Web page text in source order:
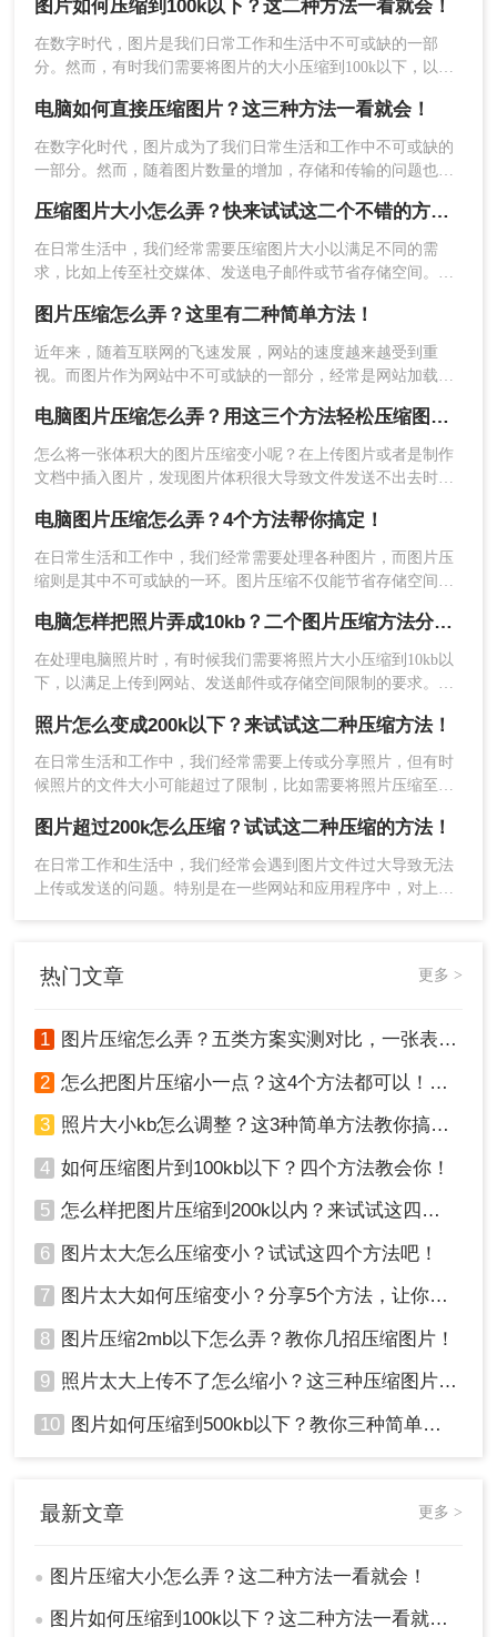
3、图片除了压缩之外还可以转换输出格式哦，压缩
总结
好了，以上就是图片压缩大小怎么弄方法介绍了，
你可以轻松地将图片压缩到指定的大小。使用专业
的图片压缩软件可以获得更高的压缩效率和更好的
需要注意保护个人隐私和版权问题，确保在合法合
此，学会图片压缩大小怎么弄显得尤为重要。本文将介绍两种
高效的图片压缩方法，帮助你轻松解决图片体积过大的问题。
图片如何压缩到100k以下？这二种方法一看就会！
​在数字时代，图片是我们日常工作和生活中不可或缺的一部
分。然而，有时我们需要将图片的大小压缩到100k以下，以便
到100k以下呢？本文将介绍两种实用的方法，帮助你轻松实现
图片压缩到100k以下的目标。
电脑如何直接压缩图片？这三种方法一看就会！
在数字化时代，图片成为了我们日常生活和工作中不可或缺的
一部分。然而，随着图片数量的增加，存储和传输的问题也逐
图片进行压缩。那么电脑如何直接压缩图片呢？本文将介绍几
种在电脑上直接压缩图片的方法，帮助您轻松管理图片文件。
压缩图片大小怎么弄？快来试试这二个不错的方法！
在日常生活中，我们经常需要压缩图片大小以满足不同的需
求，比如上传至社交媒体、发送电子邮件或节省存储空间。那
图片大小，帮助您轻松应对这些需求。
图片压缩怎么弄？这里有二种简单方法！
近年来，随着互联网的飞速发展，网站的速度越来越受到重
视。而图片作为网站中不可或缺的一部分，经常是网站加载速
为了每个网站主人必须面对的问题。本文将为你介绍一些图片
压缩怎么弄方法，帮助你让你的网站速度飞快。
电脑图片压缩怎么弄？用这三个方法轻松压缩图片！简单快速！
怎么将一张体积大的图片压缩变小呢？在上传图片或者是制作
文档中插入图片，发现图片体积很大导致文件发送不出去时，
个问题我们在工作中经常会遇到，下面一起看看电脑图片压缩
怎么弄吧。
电脑图片压缩怎么弄？4个方法帮你搞定！
在日常生活和工作中，我们经常需要处理各种图片，而图片压
缩则是其中不可或缺的一环。图片压缩不仅能节省存储空间，
将详细介绍几种常见的电脑图片压缩方法，帮助大家轻松掌握
图片压缩技巧。
电脑怎样把照片弄成10kb？二个图片压缩方法分享给你！
在处理电脑照片时，有时候我们需要将照片大小压缩到10kb以
下，以满足上传到网站、发送邮件或存储空间限制的要求。那
法，帮助你将电脑照片压缩到10kb以下。
照片怎么变成200k以下？来试试这二种压缩方法！
在日常生活和工作中，我们经常需要上传或分享照片，但有时
候照片的文件大小可能超过了限制，比如需要将照片压缩至
简单有效的方法，帮助您轻松将照片压缩至200KB以下，既节
省空间又方便传输。
图片超过200k怎么压缩？试试这二种压缩的方法！
在日常工作和生活中，我们经常会遇到图片文件过大导致无法
上传或发送的问题。特别是在一些网站和应用程序中，对上传
热门文章 更多 >
1 图片压缩怎么弄？五类方案实测对比，一张表看懂怎么选！
2 怎么把图片压缩小一点？这4个方法都可以！赶紧试试！
3 照片大小kb怎么调整？这3种简单方法教你搞定！
4 如何压缩图片到100kb以下？四个方法教会你！
5 怎么样把图片压缩到200k以内？来试试这四种压缩方法！
6 图片太大怎么压缩变小？试试这四个方法吧！
7 图片太大如何压缩变小？分享5个方法，让你轻松调整图片大小
8 图片压缩2mb以下怎么弄？教你几招压缩图片！
9 照片太大上传不了怎么缩小？这三种压缩图片的方法非常实用！
10 图片如何压缩到500kb以下？教你三种简单方法！
最新文章 更多 >
● 图片压缩大小怎么弄？这二种方法一看就会！
● 图片如何压缩到100k以下？这二种方法一看就会！